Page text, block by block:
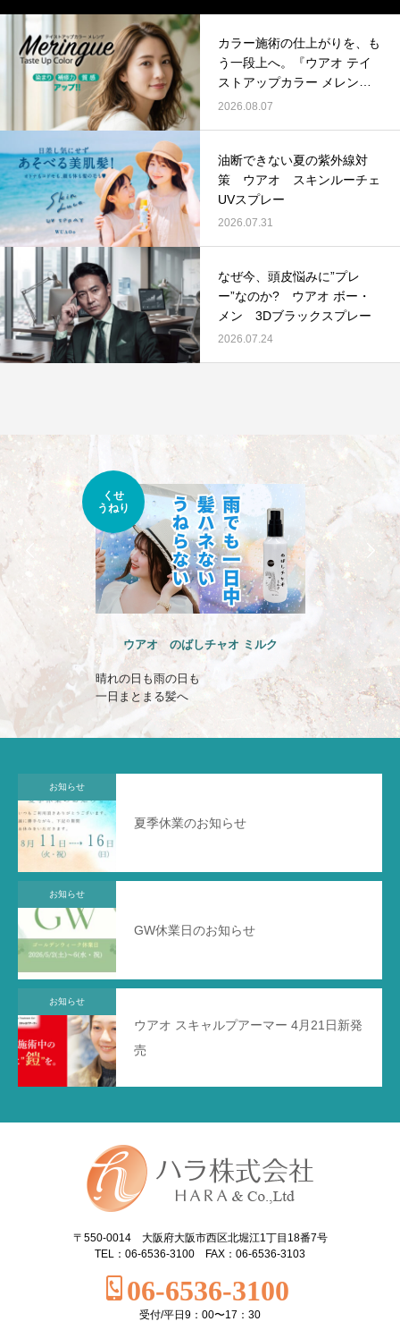
カラー施術の仕上がりを、も
う一段上へ。『ウアオ テイ
ストアップカラー メレン
ゲ』
2026.08.07
油断できない夏の紫外線対
策 ウアオ スキンルーチェ
UVスプレー
2026.07.31
なぜ今、頭皮悩みに”プレ
ー”なのか? ウアオ ボー・
メン 3Dブラックスプレー
2026.07.24
くせ
うねり
ウアオ のばしチャオ ミルク
晴れの日も雨の日も
一日まとまる髪へ
お知らせ
夏季休業のお知らせ
お知らせ
GW休業日のお知らせ
お知らせ
ウアオ スキャルプアーマー 4月21日新発
売
〒550-0014 大阪府大阪市西区北堀江1丁目18番7号
TEL：06-6536-3100 FAX：06-6536-3103
06-6536-3100
受付/平日9：00〜17：30